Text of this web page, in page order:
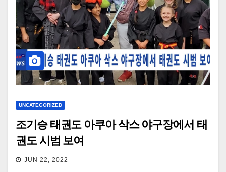
UNCATEGORIZED
조기승 태권도 아쿠아 삭스 야구장에서 태
권도 시범 보여
JUN 22, 2022